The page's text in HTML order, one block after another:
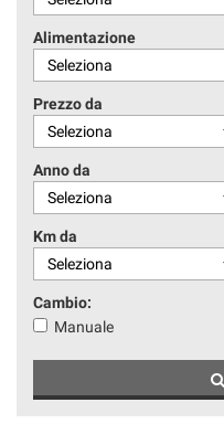
Alimentazione
Prezzo da
Anno da
Km da
Cambio:
Manuale